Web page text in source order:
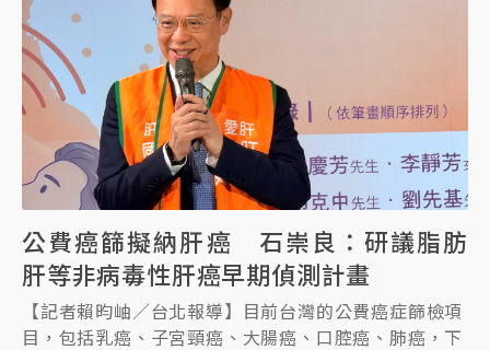
公費癌篩擬納肝癌 石崇良：研議脂肪
肝等非病毒性肝癌早期偵測計畫
【記者賴昀岫／台北報導】目前台灣的公費癌症篩檢項
目，包括乳癌、子宮頸癌、大腸癌、口腔癌、肺癌，下